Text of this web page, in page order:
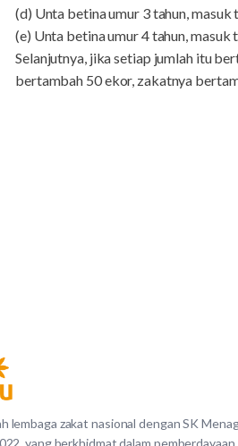
(d) Unta betina umur 3 tahun, masuk
(e) Unta betina umur 4 tahun, masuk
Selanjutnya, jika setiap jumlah itu
bertambah 50 ekor, zakatnya
lembaga zakat nasional dengan SK
yang berkhidmat dalam pemberdayaan